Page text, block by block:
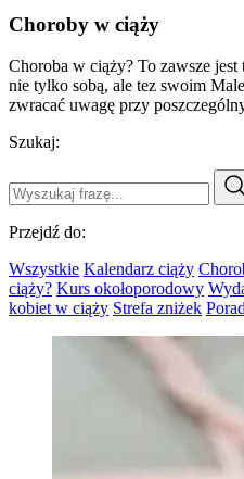
Choroby w ciąży
Choroba w ciąży? To zawsze
nie tylko sobą, ale tez swoim
zwracać uwagę przy
Szukaj:
Przejdź do:
Wszystkie Kalendarz ciąży
ciąży? Kurs okołoporodowy
kobiet w ciąży Strefa zniżek